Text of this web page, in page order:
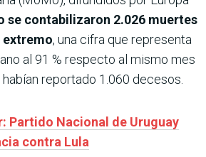
se contabilizaron 2.026 muertes
extremo, una cifra que representa
al 91 % respecto al mismo mes
reportado 1.060 decesos.
Partido Nacional de Uruguay
contra Lula